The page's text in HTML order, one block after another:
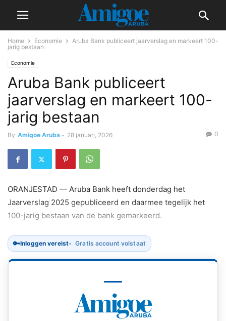
Home Economie
Aruba Bank publiceert jaarverslag en markeert 100-
jarig bestaan
Economie
Aruba Bank publiceert
jaarverslag en markeert 100-
jarig bestaan
By Amigoe Aruba - 28 januari, 2026 0
ORANJESTAD — Aruba Bank heeft donderdag het
Jaarverslag 2025 gepubliceerd en daarmee tegelijk het
100-jarig bestaan van de bank gemarkeerd.
🔑Inloggen vereist Gratis account volstaat